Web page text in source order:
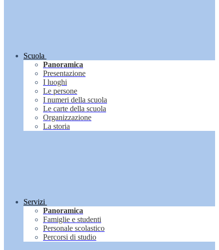
Scuola
Panoramica
Presentazione
I luoghi
Le persone
I numeri della scuola
Le carte della scuola
Organizzazione
La storia
Servizi
Panoramica
Famiglie e studenti
Personale scolastico
Percorsi di studio